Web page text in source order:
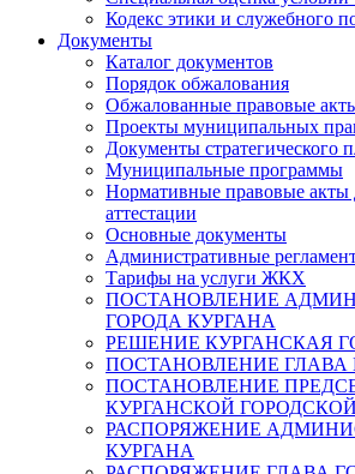
Кодекс этики и служебного
Документы
Каталог документов
Порядок обжалования
Обжалованные правовые
Проекты муниципальных
Документы стратегического
Муниципальные программы
Нормативные правовые акты
аттестации
Основные документы
Административные
Тарифы на услуги ЖКХ
ПОСТАНОВЛЕНИЕ
ГОРОДА КУРГАНА
РЕШЕНИЕ КУРГАНСКАЯ
ПОСТАНОВЛЕНИЕ ГЛАВА
ПОСТАНОВЛЕНИЕ
КУРГАНСКОЙ
РАСПОРЯЖЕНИЕ
КУРГАНА